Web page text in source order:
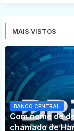
MAIS VISTOS
BANCO CENTRAL
Com nome de
chamado de